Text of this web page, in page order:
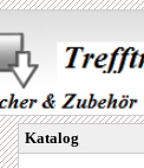
Katalog